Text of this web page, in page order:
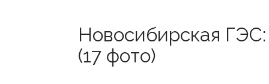
Новосибирская
(17 фото)